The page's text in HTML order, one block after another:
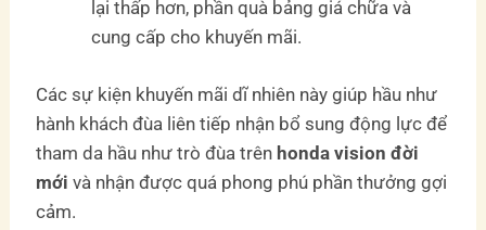
lại thấp hơn, phần quà bảng giá chữa và
cung cấp cho khuyến mãi.
Các sự kiện khuyến mãi dĩ nhiên này giúp hầu như
hành khách đùa liên tiếp nhận bổ sung động lực để
tham da hầu như trò đùa trên honda vision đời
mới và nhận được quá phong phú phần thưởng gợi
cảm.